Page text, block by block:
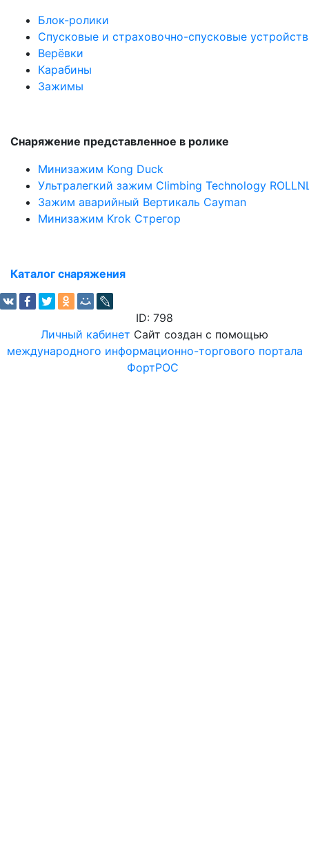
Блок-ролики
Спусковые и страховочно-спусковые
Верёвки
Карабины
Зажимы
Снаряжение представленное в ролике
Минизажим Kong Duck
Ультралегкий зажим Climbing Technology
Зажим аварийный Вертикаль Cayman
Минизажим Krok Стрегор
Каталог снаряжения
ID: 798
Личный кабинет Сайт создан с помощью
международного информационно-торгового портала
ФортРОС